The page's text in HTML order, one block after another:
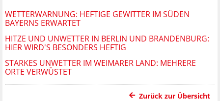
WETTERWARNUNG: HEFTIGE GEWITTER IM SÜDEN
BAYERNS ERWARTET
HITZE UND UNWETTER IN BERLIN UND BRANDENBURG:
HIER WIRD'S BESONDERS HEFTIG
STARKES UNWETTER IM WEIMARER LAND: MEHRERE
ORTE VERWÜSTET
Zurück zur Übersicht